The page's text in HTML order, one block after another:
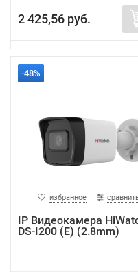
2 425,56 руб.
-48%
избранное
IP Видеокамера
DS-I200 (E) (2.8mm)